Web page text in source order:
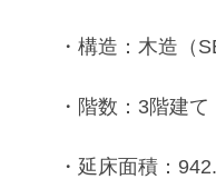
・構造：木造（
・階数：3階建て
・延床面積：